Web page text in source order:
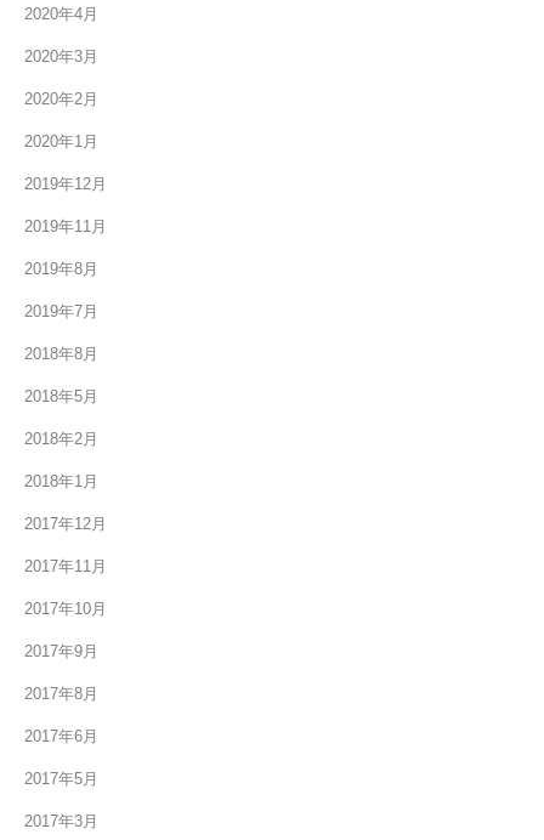
2020年4月
2020年3月
2020年2月
2020年1月
2019年12月
2019年11月
2019年8月
2019年7月
2018年8月
2018年5月
2018年2月
2018年1月
2017年12月
2017年11月
2017年10月
2017年9月
2017年8月
2017年6月
2017年5月
2017年3月